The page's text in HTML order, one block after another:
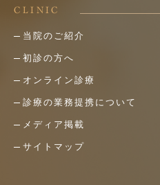
CLINIC
当院のご紹介
初診の方へ
オンライン診療
診療の業務提携について
メディア掲載
サイトマップ